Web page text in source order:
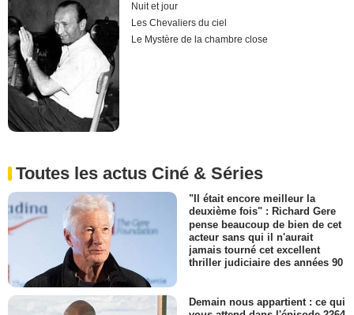
Nuit et jour
Les Chevaliers du ciel
Le Mystère de la chambre close
Toutes les actus Ciné & Séries
"Il était encore meilleur la
deuxième fois" : Richard Gere
pense beaucoup de bien de cet
acteur sans qui il n'aurait
jamais tourné cet excellent
thriller judiciaire des années 90
Demain nous appartient : ce qui